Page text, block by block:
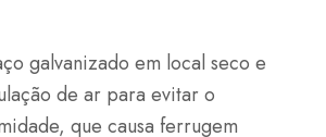
galvanizado em local seco e
de ar para evitar o
que causa ferrugem